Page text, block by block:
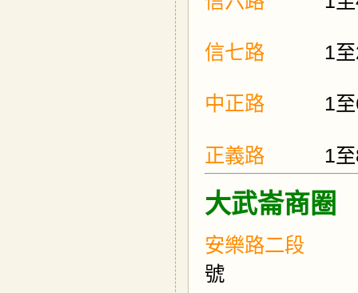
信七路 1 至
中正路 1 至
正義路 1 至
大武崙商圈
安樂
號